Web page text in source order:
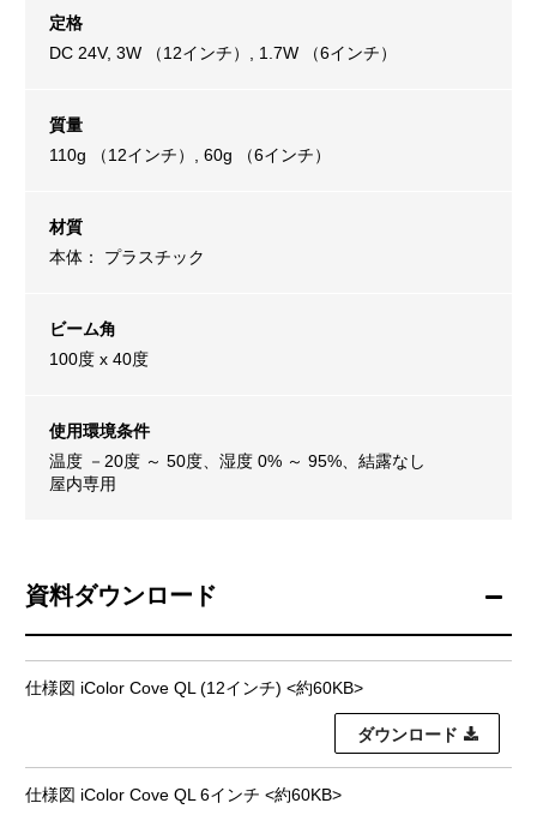
定格
DC 24V, 3W （12インチ）, 1.7W （6インチ）
質量
110g （12インチ）, 60g （6インチ）
材質
本体： プラスチック
ビーム角
100度 x 40度
使用環境条件
温度 －20度 ～ 50度、湿度 0% ～ 95%、結露なし
屋内専用
資料ダウンロード
仕様図 iColor Cove QL (12インチ) <約60KB>
ダウンロード
仕様図 iColor Cove QL 6インチ <約60KB>